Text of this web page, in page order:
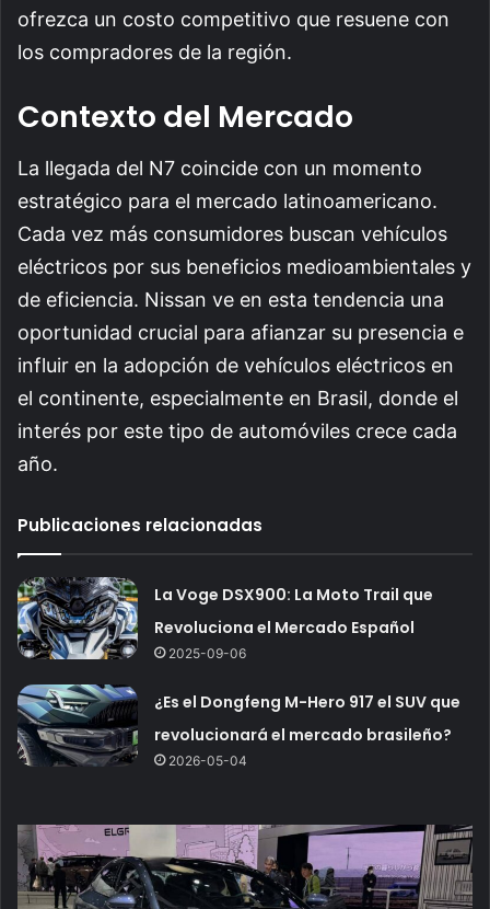
ofrezca un costo competitivo que resuene con
los compradores de la región.
Contexto del Mercado
La llegada del N7 coincide con un momento
estratégico para el mercado latinoamericano.
Cada vez más consumidores buscan vehículos
eléctricos por sus beneficios medioambientales y
de eficiencia. Nissan ve en esta tendencia una
oportunidad crucial para afianzar su presencia e
influir en la adopción de vehículos eléctricos en
el continente, especialmente en Brasil, donde el
interés por este tipo de automóviles crece cada
año.
Publicaciones relacionadas
La Voge DSX900: La Moto Trail que
Revoluciona el Mercado Español
2025-09-06
¿Es el Dongfeng M-Hero 917 el SUV que
revolucionará el mercado brasileño?
2026-05-04